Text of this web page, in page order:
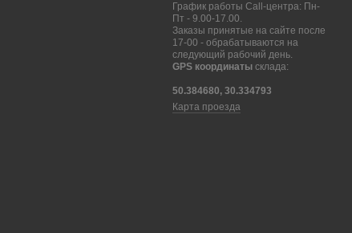
График работы Call-центра: Пн-
Пт - 9.00-17.00.
Заказы принятые на сайте после
17-00 - обрабатываются на
следующий рабочий день.
GPS координаты склада:
50.384680, 30.334793
Карта проезда